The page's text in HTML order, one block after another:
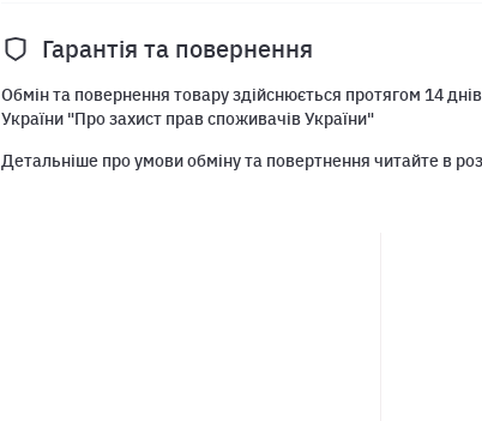
Гарантія та повернення
Обмін та повернення товару здійснюється протягом 14
України "Про захист прав споживачів України"
Детальніше про умови обміну та повертнення читайте в